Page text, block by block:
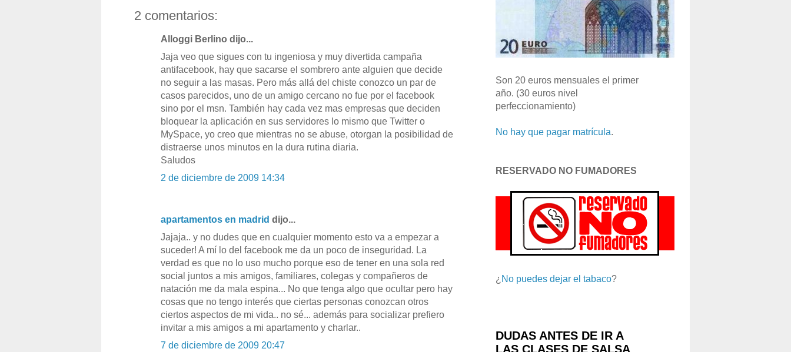
2 comentarios:
Alloggi Berlino dijo...
Jaja veo que sigues con tu ingeniosa y muy divertida campaña
antifacebook, hay que sacarse el sombrero ante alguien que decide
no seguir a las masas. Pero más allá del chiste conozco un par de
casos parecidos, uno de un amigo cercano no fue por el facebook
sino por el msn. También hay cada vez mas empresas que deciden
bloquear la aplicación en sus servidores lo mismo que Twitter o
MySpace, yo creo que mientras no se abuse, otorgan la posibilidad de
distraerse unos minutos en la dura rutina diaria.
Saludos
2 de diciembre de 2009 14:34
apartamentos en madrid dijo...
Jajaja.. y no dudes que en cualquier momento esto va a empezar a
suceder! A mí lo del facebook me da un poco de inseguridad. La
verdad es que no lo uso mucho porque eso de tener en una sola red
social juntos a mis amigos, familiares, colegas y compañeros de
natación me da mala espina... No que tenga algo que ocultar pero hay
cosas que no tengo interés que ciertas personas conozcan otros
ciertos aspectos de mi vida.. no sé... además para socializar prefiero
invitar a mis amigos a mi apartamento y charlar..
7 de diciembre de 2009 20:47
Son 20 euros mensuales el primer
año. (30 euros nivel
perfeccionamiento)
No hay que pagar matrícula.
RESERVADO NO FUMADORES
¿ No puedes dejar el tabaco?
DUDAS ANTES DE IR A
LAS CLASES DE SALSA